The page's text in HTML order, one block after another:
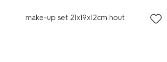
make-up set 21x19x12cm hout